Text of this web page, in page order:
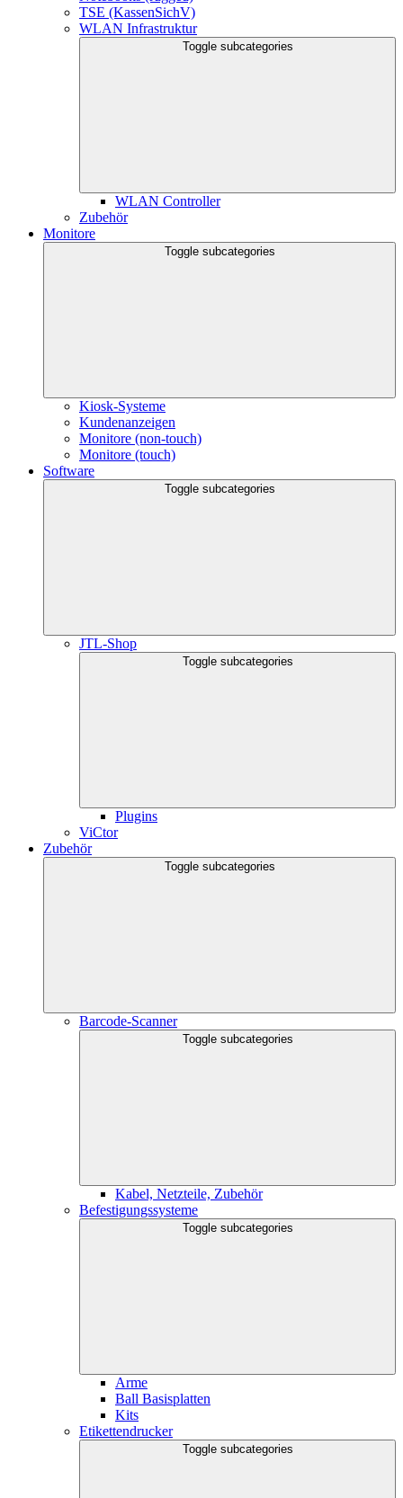
TSE (KassenSichV)
WLAN Infrastruktur
Toggle subcategories
WLAN Controller
Zubehör
Monitore
Toggle subcategories
Kiosk-Systeme
Kundenanzeigen
Monitore (non-touch)
Monitore (touch)
Software
Toggle subcategories
JTL-Shop
Toggle subcategories
Plugins
ViCtor
Zubehör
Toggle subcategories
Barcode-Scanner
Toggle subcategories
Kabel, Netzteile, Zubehör
Befestigungssysteme
Toggle subcategories
Arme
Ball Basisplatten
Kits
Etikettendrucker
Toggle subcategories